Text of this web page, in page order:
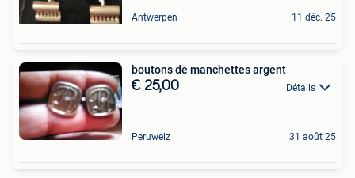
Antwerpen 11 déc. 25
boutons de manchettes argent
€ 25,00 Détails
Peruwelz 31 août 25